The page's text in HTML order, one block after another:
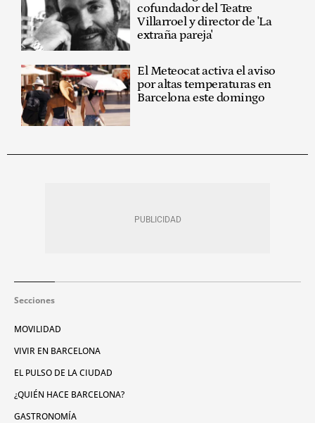
cofundador del Teatre
Villarroel y director de 'La
extraña pareja'
El Meteocat activa el aviso
por altas temperaturas en
Barcelona este domingo
Secciones
MOVILIDAD
VIVIR EN BARCELONA
EL PULSO DE LA CIUDAD
¿QUIÉN HACE BARCELONA?
GASTRONOMÍA